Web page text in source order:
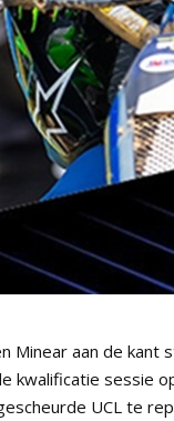
Minear aan de
kwalificatie sessie
UCL te